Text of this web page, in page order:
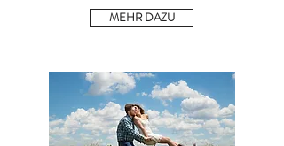
MEHR DAZU